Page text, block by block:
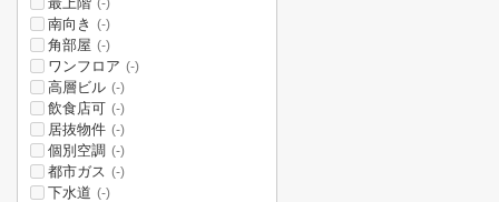
(-)
南向き (-)
角部屋 (-)
ワンフロア (-)
高層ビル (-)
飲食店可 (-)
居抜物件 (-)
個別空調 (-)
都市ガス (-)
下水道 (-)